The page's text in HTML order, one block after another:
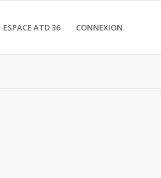
ESPACE ATD 36 CONNEXION